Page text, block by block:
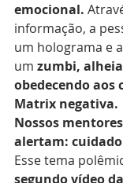
emocional.
informação, a
um holograma e
um zumbi,
obedecendo aos
Matrix negativa.
Nossos
alertam:
Esse tema
segundo vídeo